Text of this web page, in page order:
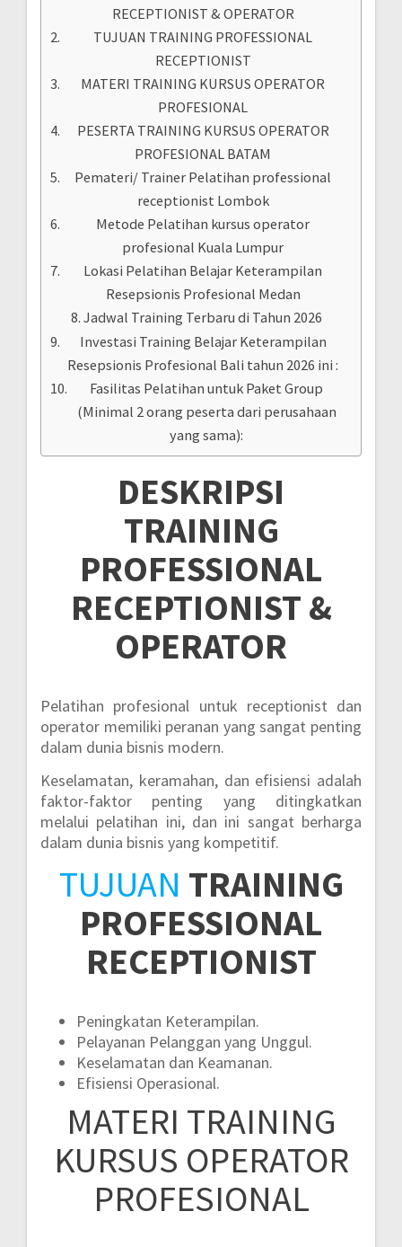
RECEPTIONIST & OPERATOR
TUJUAN TRAINING PROFESSIONAL
RECEPTIONIST
MATERI TRAINING KURSUS OPERATOR
PROFESIONAL
PESERTA TRAINING KURSUS OPERATOR
PROFESIONAL BATAM
Pemateri/ Trainer Pelatihan professional
receptionist Lombok
Metode Pelatihan kursus operator
profesional Kuala Lumpur
Lokasi Pelatihan Belajar Keterampilan
Resepsionis Profesional Medan
Jadwal Training Terbaru di Tahun 2026
Investasi Training Belajar Keterampilan
Resepsionis Profesional Bali tahun 2026 ini :
Fasilitas Pelatihan untuk Paket Group
(Minimal 2 orang peserta dari perusahaan
yang sama):
DESKRIPSI
TRAINING
PROFESSIONAL
RECEPTIONIST &
OPERATOR
Pelatihan profesional untuk receptionist dan
operator memiliki peranan yang sangat penting
dalam dunia bisnis modern.
Keselamatan, keramahan, dan efisiensi adalah
faktor-faktor penting yang ditingkatkan
melalui pelatihan ini, dan ini sangat berharga
dalam dunia bisnis yang kompetitif.
TUJUAN TRAINING
PROFESSIONAL
RECEPTIONIST
Peningkatan Keterampilan.
Pelayanan Pelanggan yang Unggul.
Keselamatan dan Keamanan.
Efisiensi Operasional.
MATERI TRAINING
KURSUS OPERATOR
PROFESIONAL